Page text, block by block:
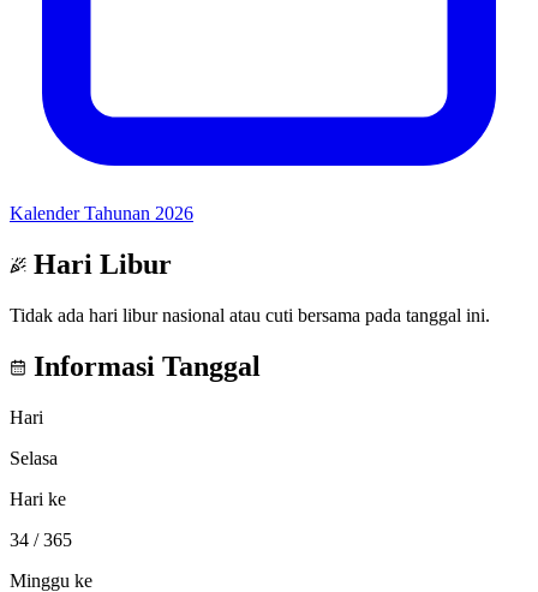
Kalender Tahunan 2026
Hari Libur
Tidak ada hari libur nasional atau cuti bersama pada tanggal ini.
Informasi Tanggal
Hari
Selasa
Hari ke
34 / 365
Minggu ke